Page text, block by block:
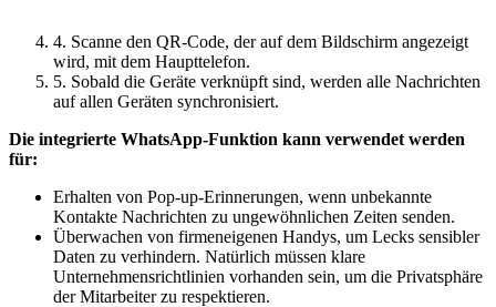
4. Scanne den QR-Code, der auf dem Bildschirm angezeigt
wird, mit dem Haupttelefon.
5. Sobald die Geräte verknüpft sind, werden alle Nachrichten
auf allen Geräten synchronisiert.
Die integrierte WhatsApp-Funktion kann verwendet werden
für:
Erhalten von Pop-up-Erinnerungen, wenn unbekannte
Kontakte Nachrichten zu ungewöhnlichen Zeiten senden.
Überwachen von firmeneigenen Handys, um Lecks sensibler
Daten zu verhindern. Natürlich müssen klare
Unternehmensrichtlinien vorhanden sein, um die Privatsphäre
der Mitarbeiter zu respektieren.